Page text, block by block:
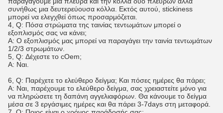
συνήθως μια δευτερεύουσα κόλλα. Εκτός αυτού, stickiness
μπορεί να ελεγχθεί όπως προσαρμόζεται.
4, Q: Πόσα στρώματα της ταινίας τεντωμάτων μπορεί ο
εξοπλισμός σας να κάνει;
Α: Ο εξοπλισμός μας μπορεί να παραγάγει την ταινία τεντωμάτων
1/2/3 στρωμάτων.
5, Q: Δέχεστε το cOem;
Α: Ναι.
6, Q: Παρέχετε το ελεύθερο δείγμα; Και πόσες ημέρες θα πάρει;
Α: Ναι, παρέχουμε το ελεύθερο δείγμα, σας χρειαστείτε μόνο για
να πληρώσετε τη δαπάνη αγγελιαφόρων. Θα κάνουμε το δείγμα
μέσα σε 3 εργάσιμες ημέρες και θα πάρει 3-7days στη μεταφορά.